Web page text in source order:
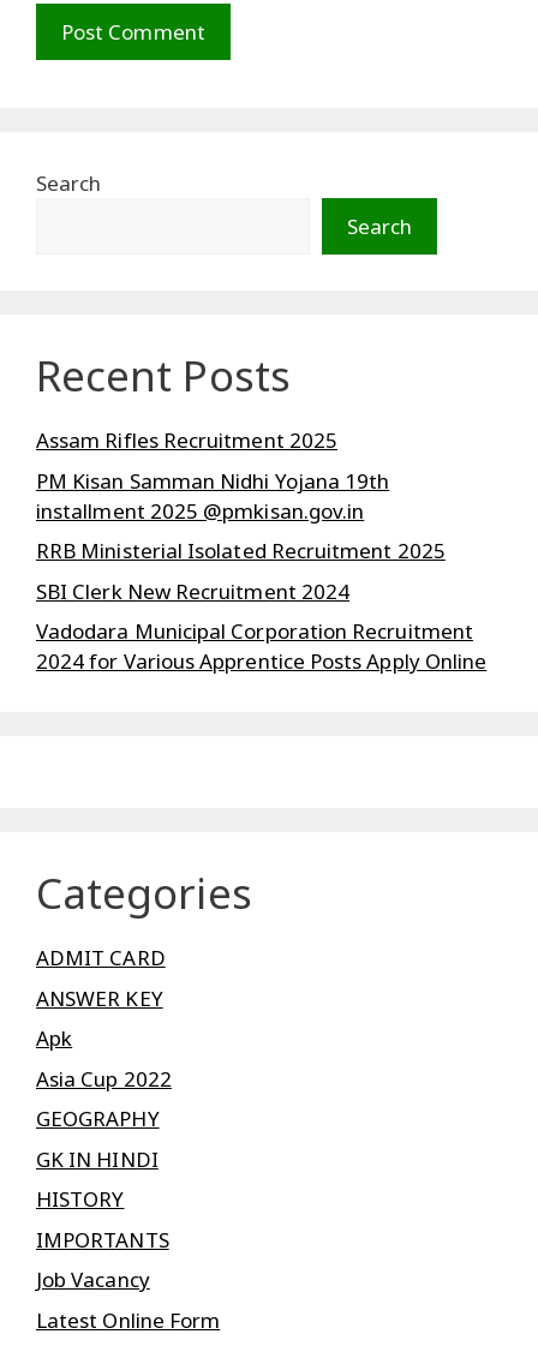
Search
Search
Recent Posts
Assam Rifles Recruitment 2025
PM Kisan Samman Nidhi Yojana 19th
installment 2025 @pmkisan.gov.in
RRB Ministerial Isolated Recruitment 2025
SBI Clerk New Recruitment 2024
Vadodara Municipal Corporation Recruitment
2024 for Various Apprentice Posts Apply Online
Categories
ADMIT CARD
ANSWER KEY
Apk
Asia Cup 2022
GEOGRAPHY
GK IN HINDI
HISTORY
IMPORTANTS
Job Vacancy
Latest Online Form